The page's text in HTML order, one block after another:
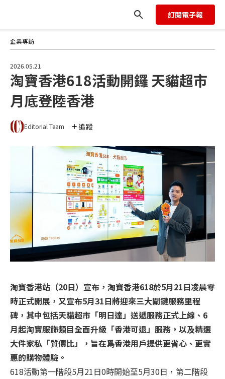
訂閱電子報
企業專訪
2026.05.21
淘寶香港618活動開鑼 天貓超市
月底登陸香港
Editorial Team 追蹤
淘寶香港站（20日）宣布，淘寶香港618於5月21日凌晨零
時正式開展，又宣布5月31日將迎來三大關鍵服務里程
碑，其中包括天貓超市「明日達」送遞服務正式上線、6
月起淘寶服飾類目全面升級「香港可退」服務，以及精選
大件家私「質價比」，旨在爲香港用戶提供更省心、更實
惠的購物體驗。
618活動第一階段5月21日0時開始至5月30日，第二階段